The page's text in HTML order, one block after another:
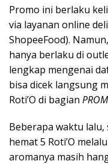
Promo ini berlaku
via layanan online
ShopeeFood).
hanya berlaku di
lengkap mengenai
bisa dicek langsung
Roti’O di bagian
Beberapa waktu lalu,
hemat 5 Roti’O
aromanya masih